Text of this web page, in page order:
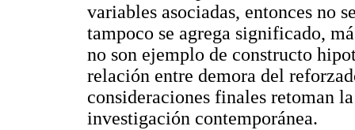
variables asociadas, entonces no
tampoco se agrega significado,
no son ejemplo de constructo
relación entre demora del
consideraciones finales retoman
investigación contemporánea.